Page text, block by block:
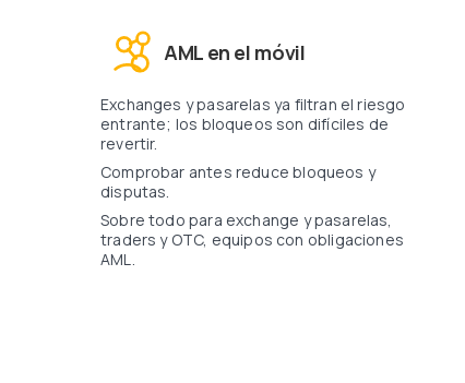
AML en el móvil
Exchanges y pasarelas ya filtran el riesgo
entrante; los bloqueos son difíciles de
revertir.
Comprobar antes reduce bloqueos y
disputas.
Sobre todo para exchange y pasarelas,
traders y OTC, equipos con obligaciones
AML.